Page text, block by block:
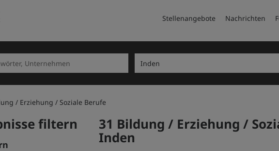
Stellenangebote Nachrichten
/ Erziehung / Soziale Berufe
filtern 31 Bildung / Erziehung /
Inden